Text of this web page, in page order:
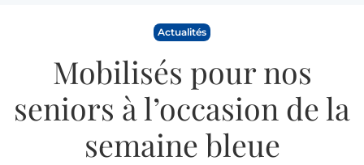
Actualités
Mobilisés pour nos
seniors à l’occasion de la
semaine bleue